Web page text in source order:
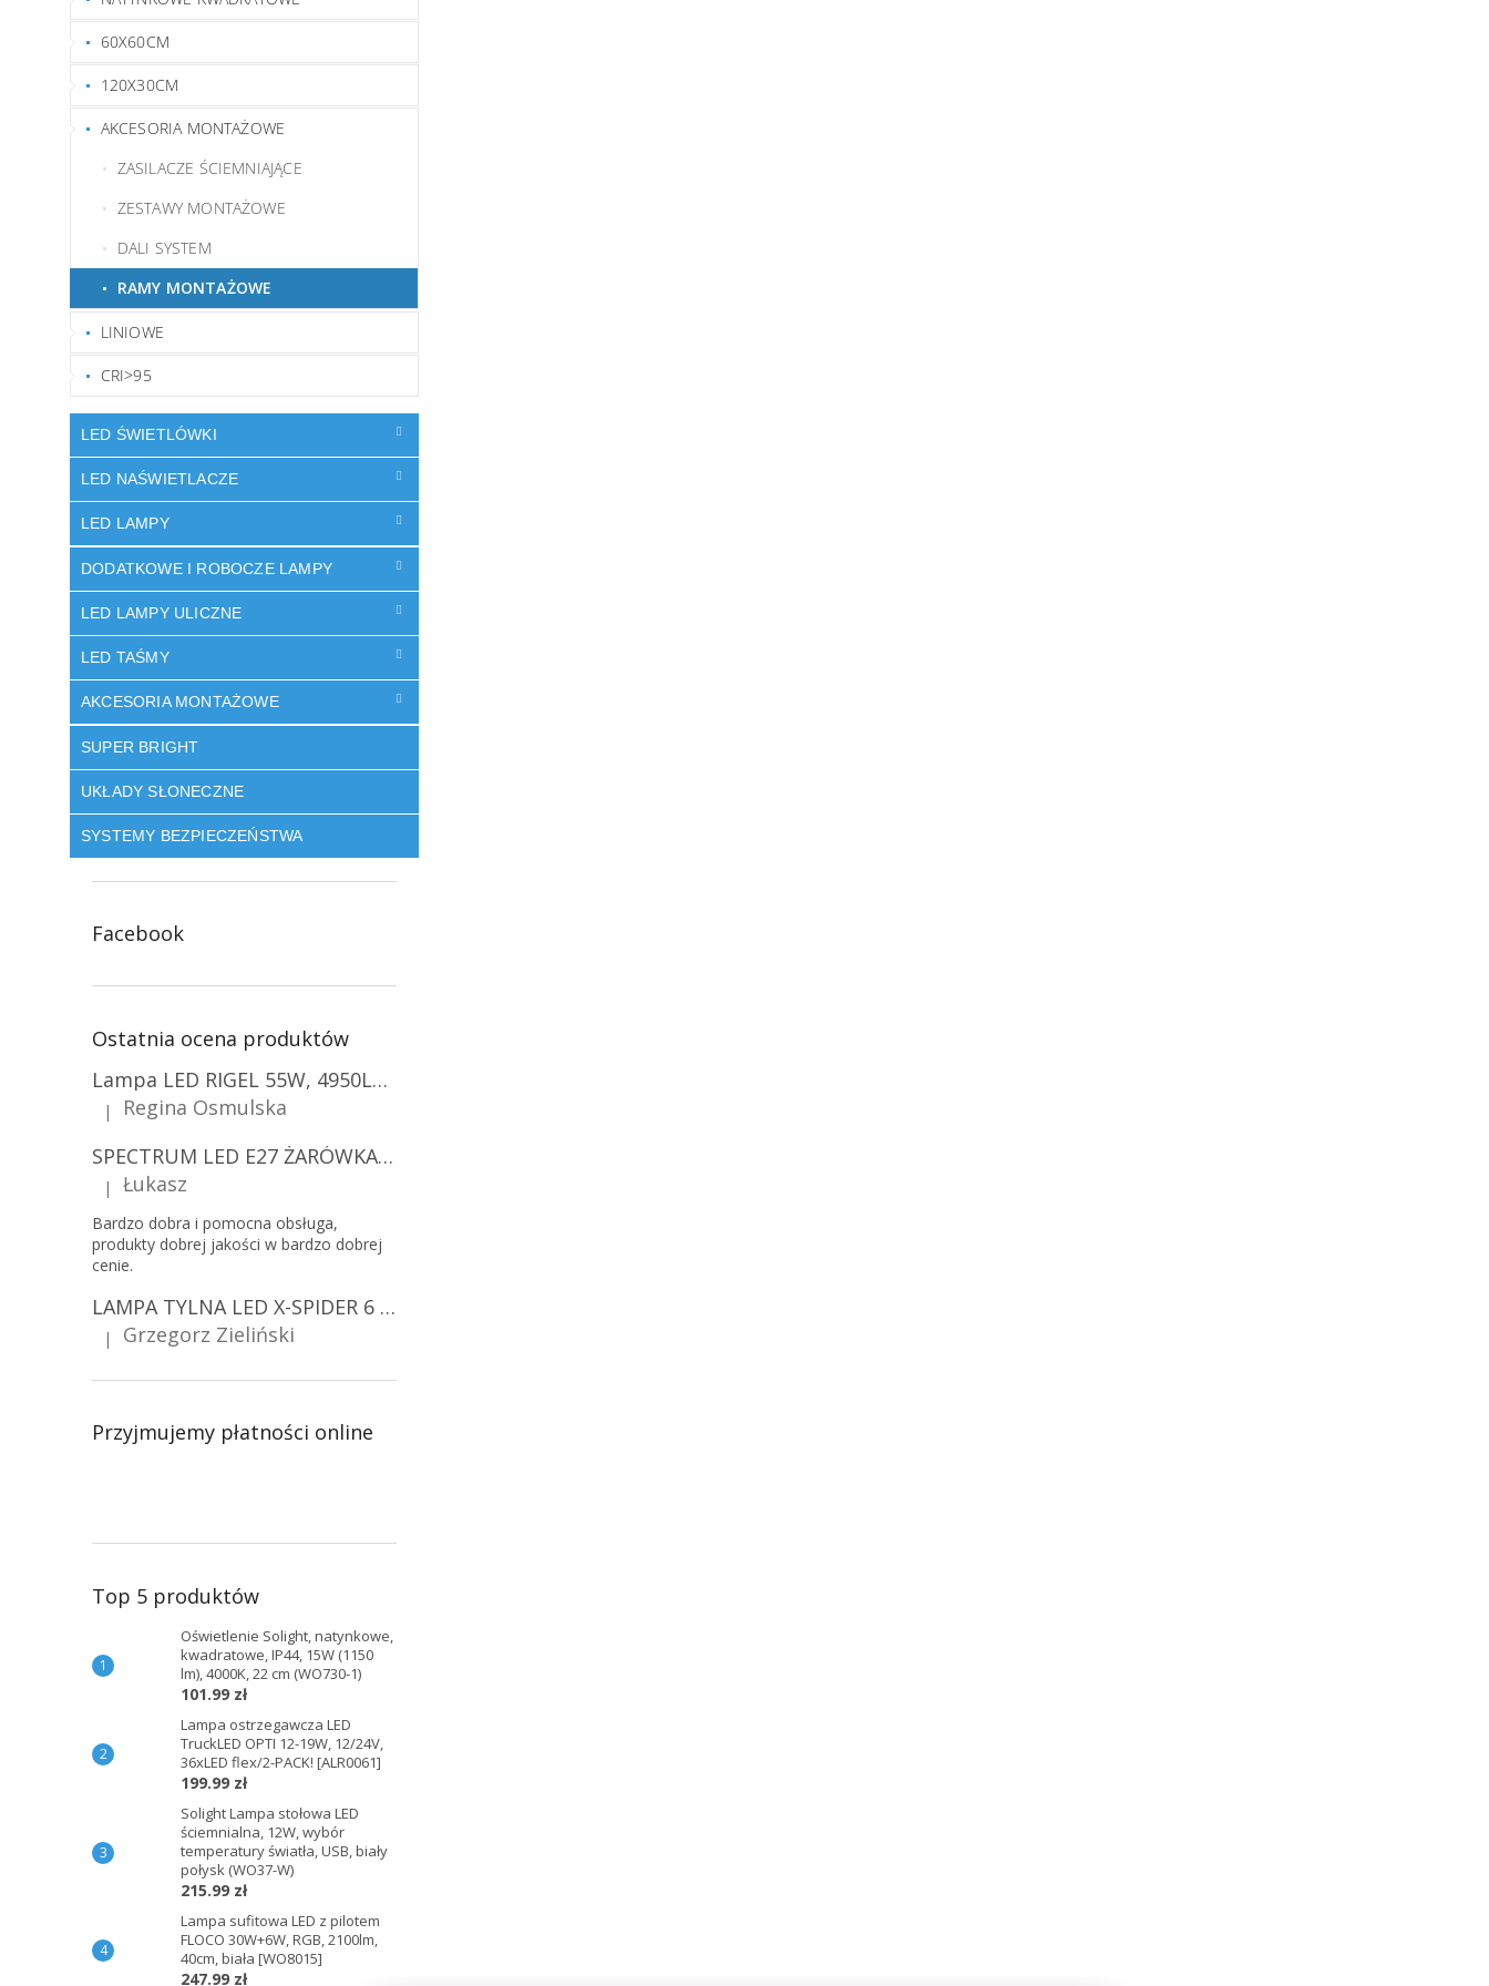
60X60CM
120X30CM
AKCESORIA MONTAŻOWE
ZASILACZE ŚCIEMNIAJĄCE
ZESTAWY MONTAŻOWE
DALI SYSTEM
RAMY MONTAŻOWE
LINIOWE
CRI>95
LED ŚWIETLÓWKI
LED NAŚWIETLACZE
LED LAMPY
DODATKOWE I ROBOCZE LAMPY
LED LAMPY ULICZNE
LED TAŚMY
AKCESORIA MONTAŻOWE
SUPER BRIGHT
UKŁADY SŁONECZNE
SYSTEMY BEZPIECZEŃSTWA
Facebook
Ostatnia ocena produktów
Lampa LED RIGEL 55W, 4950LM, E27, 6500K [WL-10]
Ocena produktu to 5 na 5 gwiazdek.
|
Regina Osmulska
SPECTRUM LED E27 ŻARÓWKA LED 9W, A60/10-PACK!
Ocena produktu to 5 na 5 gwiazdek.
| Łukasz
Bardzo dobra i pomocna obsługa,
produkty dobrej jakości w bardzo dobrej
cenie.
LAMPA TYLNA LED X-SPIDER 6 FUNKCJI, R10, R148, R150, IP67, MOCOWANIE NA ŚRUBY [L2425]
Ocena produktu to 5 na 5 gwiazdek.
| Grzegorz Zieliński
Przyjmujemy płatności online
Top 5 produktów
Oświetlenie Solight, natynkowe,
kwadratowe, IP44, 15W (1150
lm), 4000K, 22 cm (WO730-1)
101.99 zł
Lampa ostrzegawcza LED
TruckLED OPTI 12-19W, 12/24V,
36xLED flex/2-PACK! [ALR0061]
199.99 zł
Solight Lampa stołowa LED
ściemnialna, 12W, wybór
temperatury światła, USB, biały
połysk (WO37-W)
215.99 zł
Lampa sufitowa LED z pilotem
FLOCO 30W+6W, RGB, 2100lm,
40cm, biała [WO8015]
247.99 zł